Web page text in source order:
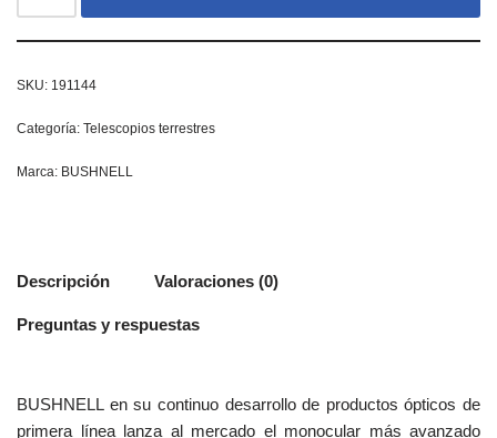
SKU: 191144
Categoría: Telescopios terrestres
Marca: BUSHNELL
Descripción Valoraciones (0)
Preguntas y respuestas
BUSHNELL en su continuo desarrollo de productos ópticos de
primera línea lanza al mercado el monocular más avanzado